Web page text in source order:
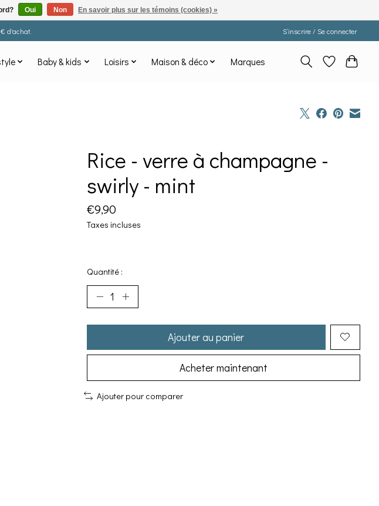
d'achat. S’inscrire / Se connecter
Baby & kids Loisirs Maison & déco Marques
Rice - verre à champagne -
swirly - mint
€9,90
Taxes incluses
Quantité :
Ajouter au panier
Acheter maintenant
Ajouter pour comparer
Oui Non En savoir plus sur les témoins (cookies) »